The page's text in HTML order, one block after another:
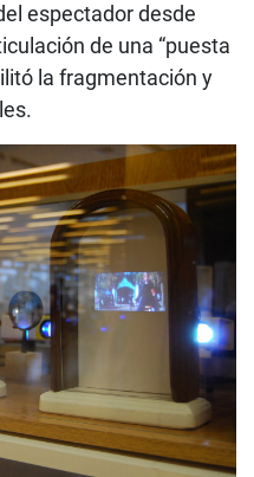
espectador desde
de una “puesta
la fragmentación y